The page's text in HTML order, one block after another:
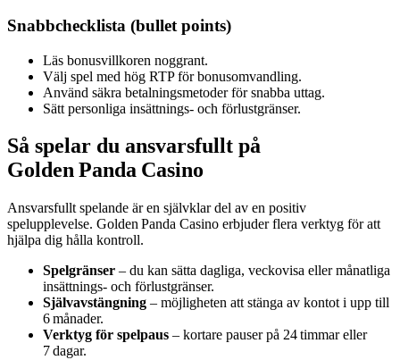
Snabbchecklista (bullet points)
Läs bonusvillkoren noggrant.
Välj spel med hög RTP för bonusomvandling.
Använd säkra betalningsmetoder för snabba uttag.
Sätt personliga insättnings- och förlustgränser.
Så spelar du ansvarsfullt på
Golden Panda Casino
Ansvarsfullt spelande är en självklar del av en positiv
spelupplevelse. Golden Panda Casino erbjuder flera verktyg för att
hjälpa dig hålla kontroll.
Spelgränser – du kan sätta dagliga, veckovisa eller månatliga
insättnings- och förlustgränser.
Självavstängning – möjligheten att stänga av kontot i upp till
6 månader.
Verktyg för spelpaus – kortare pauser på 24 timmar eller
7 dagar.